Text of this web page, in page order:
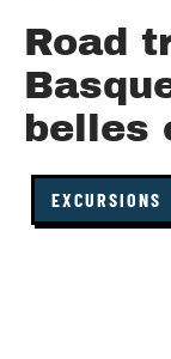
Road
belles
EXCURSIONS